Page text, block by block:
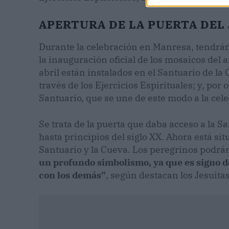
APERTURA DE LA PUERTA DEL
Durante la celebración en Manresa,
la inauguración oficial de los mosaicos del
abril están instalados en el Santuario de
través de los Ejercicios Espirituales; y, por
Santuario, que se une de este modo a la
Se trata de la puerta que daba acceso a la
hasta principios del siglo XX. Ahora está
Santuario y la Cueva. Los peregrinos
un profundo simbolismo, ya que es signo
con los demás", según destacan los